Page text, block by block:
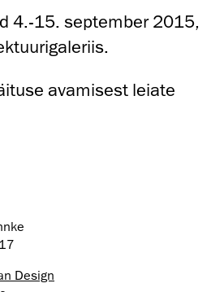
4.-15. september 2015,
avamisest leiate
Design